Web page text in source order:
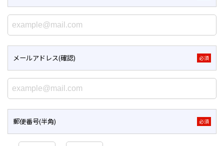
メールアドレス(確認) 必須
郵便番号(半角) 必須